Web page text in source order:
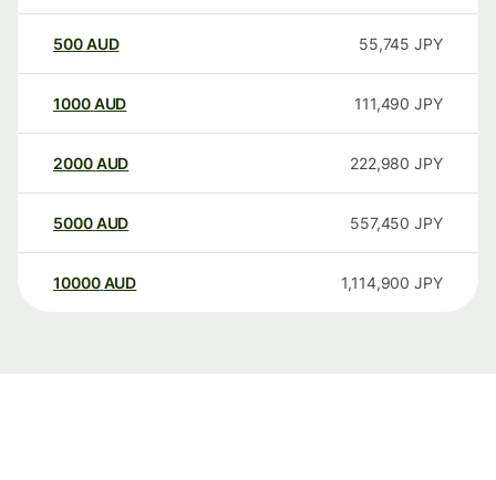
500AUD 55,745 JPY
1000AUD 111,490 JPY
2000AUD 222,980 JPY
5000AUD 557,450 JPY
10000 AUD 1,114,900 JPY